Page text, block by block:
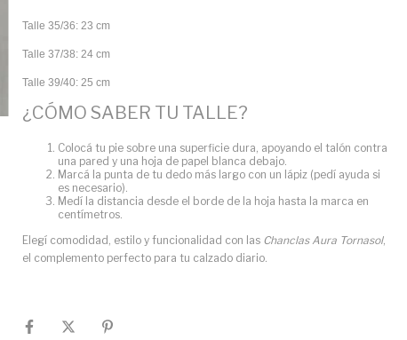
Talle 35/36: 23 cm
Talle 37/38: 24 cm
Talle 39/40: 25 cm
¿CÓMO SABER TU TALLE?
Colocá tu pie sobre una superficie dura, apoyando el talón contra
una pared y una hoja de papel blanca debajo.
Marcá la punta de tu dedo más largo con un lápiz (pedí ayuda si
es necesario).
Medí la distancia desde el borde de la hoja hasta la marca en
centímetros.
Elegí comodidad, estilo y funcionalidad con las Chanclas Aura Tornasol,
el complemento perfecto para tu calzado diario.